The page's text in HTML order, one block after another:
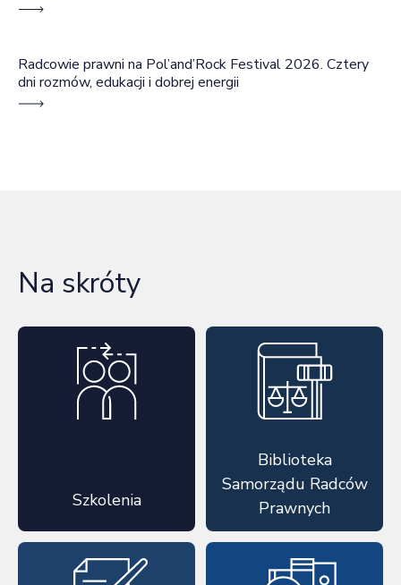
Radcowie prawni na Pol’and’Rock Festival 2026. Cztery
dni rozmów, edukacji i dobrej energii
Na skróty
Szkolenia
Biblioteka
Samorządu Radców
Prawnych